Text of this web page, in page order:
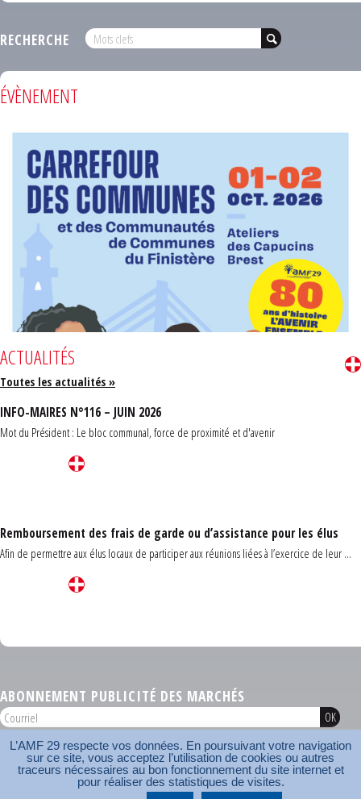
RECHERCHE
ÉVÈNEMENT
ACTUALITÉS
Toutes les actualités »
INFO-MAIRES N°116 – JUIN 2026
Mot du Président : Le bloc communal, force de proximité et d'avenir
Remboursement des frais de garde ou d’assistance pour les élus
Afin de permettre aux élus locaux de participer aux réunions liées à l’exercice de leur ...
ABONNEMENT PUBLICITÉ DES MARCHÉS
AMF 29 © 2026
Plan du site Nos coordonnées Mentions légales
Contact
Carrefour des communes
AMF
L’AMF 29 respecte vos données. En poursuivant votre navigation
sur ce site, vous acceptez l’utilisation de cookies ou autres
traceurs nécessaires au bon fonctionnement du site internet et
pour réaliser des statistiques de visites.